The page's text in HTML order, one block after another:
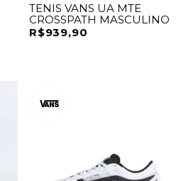
TENIS VANS UA MTE
CROSSPATH MASCULINO
R$939,90